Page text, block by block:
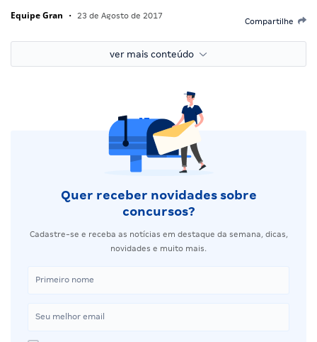
Equipe Gran • 23 de Agosto de 2017
Compartilhe
ver mais conteúdo
Quer receber novidades sobre
concursos?
Cadastre-se e receba as notícias em destaque da semana, dicas,
novidades e muito mais.